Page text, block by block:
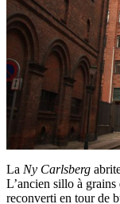
La Ny Carlsberg
L’ancien sillo à grains
reconverti en tour de